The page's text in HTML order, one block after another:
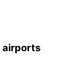
airports